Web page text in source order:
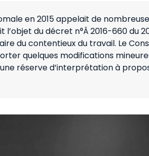
en 2015 appelait de
du décret n°Â 2016-660 du
du contentieux du travail. Le
quelques modifications
réserve d’interprétation à